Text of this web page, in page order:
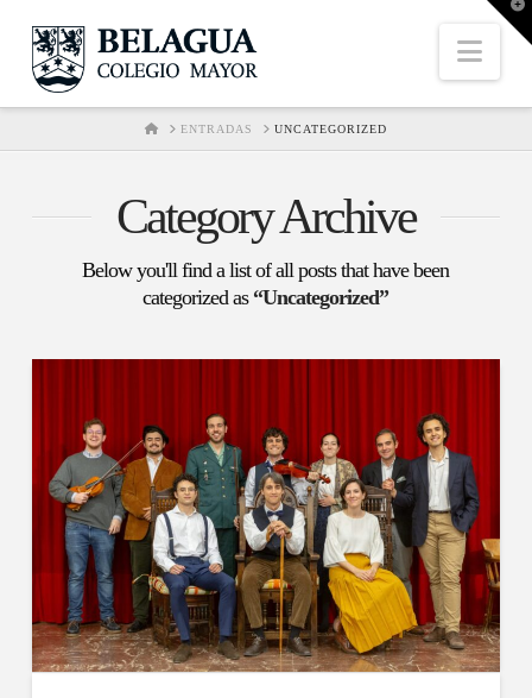
HOMEENTRADAS UNCATEGORIZED
Category Archive
Below you'll find a list of all posts that have been
categorized as “Uncategorized”